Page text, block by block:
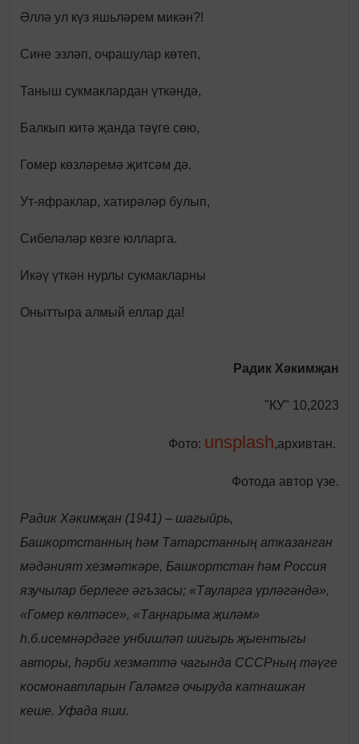
Әллә ул күз яшьләрем микән?!
Сине эзләп, очрашулар көтеп,
Таныш сукмаклардан үткәндә,
Балкып китә җанда тәүге сөю,
Гомер көзләремә җитсәм дә.
Ут-яфраклар, хатирәләр булып,
Сибеләләр көзге юлларга.
Икәү үткән нурлы сукмакларны
Оныттыра алмый еллар да!
Радик Хәкимҗан
"КУ" 10,2023
Фото: unsplash,архивтан.
Фотода автор үзе.
Радик Хәкимҗан (1941) – шагыйрь,
Башкортстанның һәм Татарстанның атказанган
мәдәният хезмәткәре, Башкортстан һәм Россия
язучылар берлеге әгъзасы; «Тауларга үрләгәндә»,
«Гомер көлтәсе», «Таңнарыма җиләм»
һ.б.исемнәрдәге унбишләп шигырь җыентыгы
авторы, һәрби хезмәттә чагында СССРның тәүге
космонавтларын Галәмгә очыруда катнашкан
кеше. Уфада яши.